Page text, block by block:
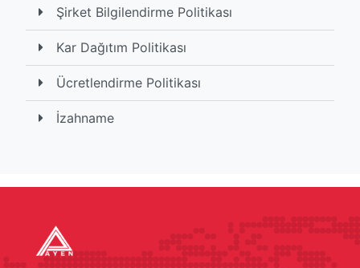
Şirket Bilgilendirme Politikası
Kar Dağıtım Politikası
Ücretlendirme Politikası
İzahname